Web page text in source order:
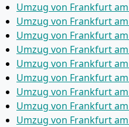
Umzug von Frankfurt
Umzug von Frankfurt
Umzug von Frankfurt
Umzug von Frankfurt
Umzug von Frankfurt
Umzug von Frankfurt
Umzug von Frankfurt
Umzug von Frankfurt
Umzug von Frankfurt